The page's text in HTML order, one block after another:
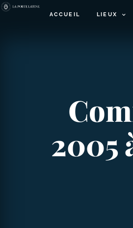
ACCUEIL LIEUX
2005